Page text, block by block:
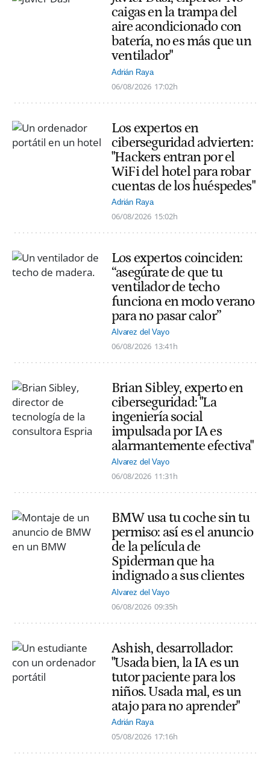
caigas en la trampa del
aire acondicionado con
batería, no es más que un
ventilador"
Adrián Raya
06/08/2026 17:02h
Los expertos en
ciberseguridad advierten:
"Hackers entran por el
WiFi del hotel para robar
cuentas de los huéspedes"
Adrián Raya
06/08/2026 15:02h
Los expertos coinciden:
“asegúrate de que tu
ventilador de techo
funciona en modo verano
para no pasar calor”
Alvarez del Vayo
06/08/2026 13:41h
Brian Sibley, experto en
ciberseguridad: "La
ingeniería social
impulsada por IA es
alarmantemente efectiva"
Alvarez del Vayo
06/08/2026 11:31h
BMW usa tu coche sin tu
permiso: así es el anuncio
de la película de
Spiderman que ha
indignado a sus clientes
Alvarez del Vayo
06/08/2026 09:35h
Ashish, desarrollador:
"Usada bien, la IA es un
tutor paciente para los
niños. Usada mal, es un
atajo para no aprender"
Adrián Raya
05/08/2026 17:16h